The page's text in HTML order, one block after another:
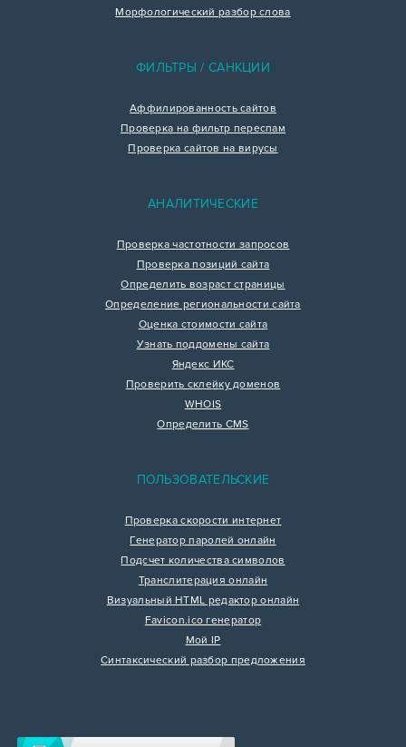
Морфологический разбор слова
ФИЛЬТРЫ / САНКЦИИ
Аффилированность сайтов
Проверка на фильтр переспам
Проверка сайтов на вирусы
АНАЛИТИЧЕСКИЕ
Проверка частотности запросов
Проверка позиций сайта
Определить возраст страницы
Определение региональности сайта
Оценка стоимости сайта
Узнать поддомены сайта
Яндекс ИКС
Проверить склейку доменов
WHOIS
Определить CMS
ПОЛЬЗОВАТЕЛЬСКИЕ
Проверка скорости интернет
Генератор паролей онлайн
Подсчет количества символов
Транслитерация онлайн
Визуальный HTML редактор онлайн
Favicon.ico генератор
Мой IP
Синтаксический разбор предложения